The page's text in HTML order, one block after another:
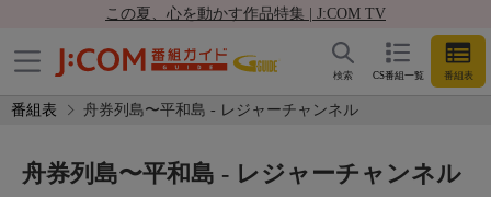
この夏、心を動かす作品特集 | J:COM TV
CS番組一覧 番組表
検索
番組表 舟券列島〜平和島 - レジャーチャンネル
舟券列島〜平和島 - レジャーチャンネル